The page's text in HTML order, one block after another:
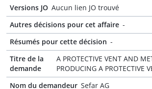
Versions JO Aucun lien JO trouvé
Autres décisions pour cet affaire -
Résumés pour cette décision -
Titre de la
demande
A PROTECTIVE VENT AND
PRODUCING A PROTECTIVE
Nom du demandeur Sefar AG